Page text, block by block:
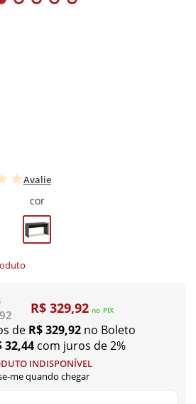
Avalie
cor
R$ 329,92 no PIX
de R$ 329,92 no Boleto
32,44 com juros de 2%
INDISPONÍVEL
me quando chegar